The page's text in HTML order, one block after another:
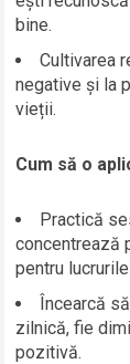
bine.
Cultivarea
negative și la
vieții.
Cum să o
Practică
concentrează
pentru
Încearcă
zilnică, fie
pozitivă.